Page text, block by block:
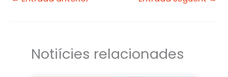
Notiícies relacionades